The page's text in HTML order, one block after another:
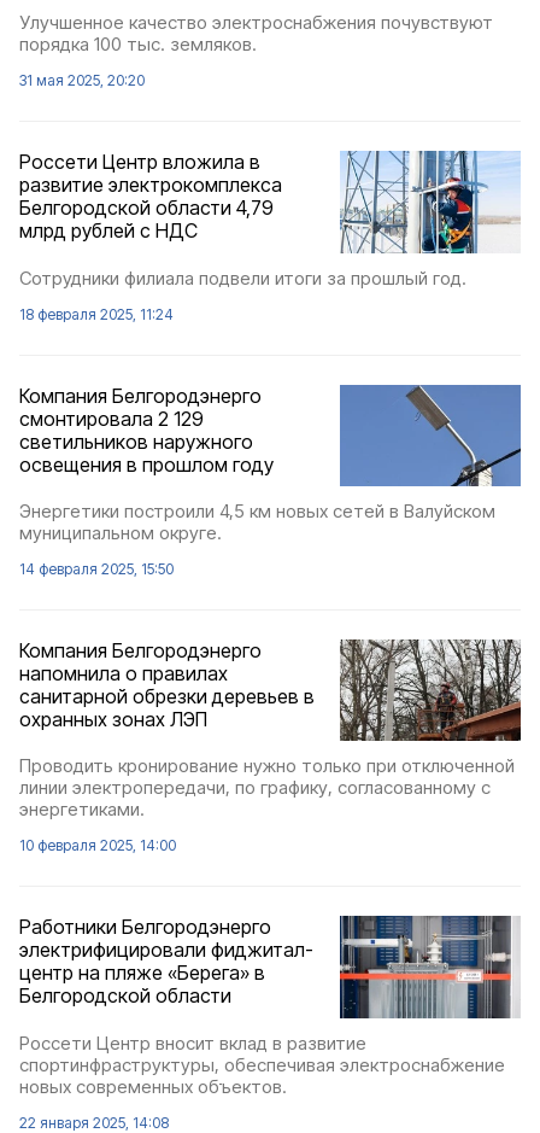
Улучшенное качество электроснабжения почувствуют
порядка 100 тыс. земляков.
31 мая 2025, 20:20
Россети Центр вложила в
развитие электрокомплекса
Белгородской области 4,79
млрд рублей c НДС
Сотрудники филиала подвели итоги за прошлый год.
18 февраля 2025, 11:24
Компания Белгородэнерго
смонтировала 2 129
светильников наружного
освещения в прошлом году
Энергетики построили 4,5 км новых сетей в Валуйском
муниципальном округе.
14 февраля 2025, 15:50
Компания Белгородэнерго
напомнила о правилах
санитарной обрезки деревьев в
охранных зонах ЛЭП
Проводить кронирование нужно только при отключенной
линии электропередачи, по графику, согласованному с
энергетиками.
10 февраля 2025, 14:00
Работники Белгородэнерго
электрифицировали фиджитал-
центр на пляже «Берега» в
Белгородской области
Россети Центр вносит вклад в развитие
спортинфраструктуры, обеспечивая электроснабжение
новых современных объектов.
22 января 2025, 14:08